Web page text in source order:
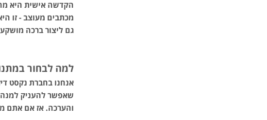
הקדשה אישית היא
מכתבים מעוצב - זו
גם ליצור ברכה
למה לבחור
אנחנו בחברת נקסט
שאפשר להעניק
והערכה. אז אם אתם